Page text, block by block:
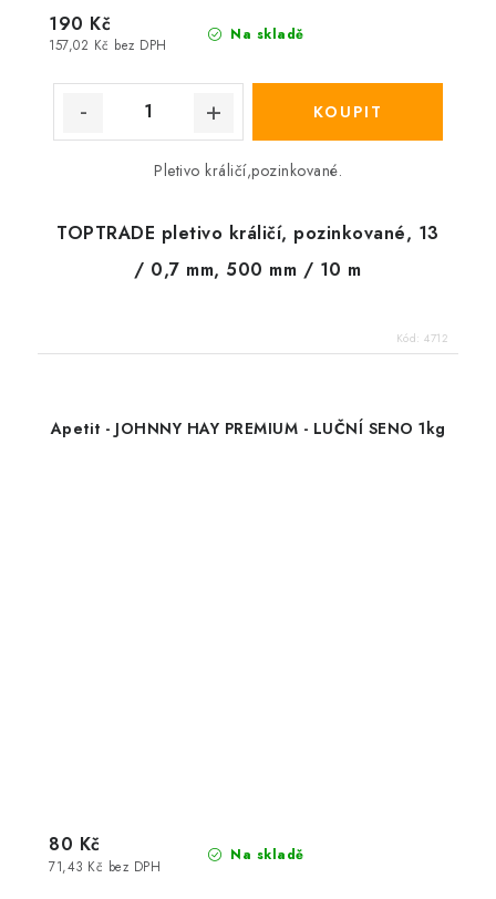
Na skladě
157,02 Kč bez DPH
190 Kč
Pletivo králičí,pozinkované.
TOPTRADE pletivo králičí, pozinkované, 13
/ 0,7 mm, 500 mm / 10 m
Kód: 4712
Apetit - JOHNNY HAY PREMIUM - LUČNÍ SENO 1kg
Na skladě
71,43 Kč bez DPH
80 Kč